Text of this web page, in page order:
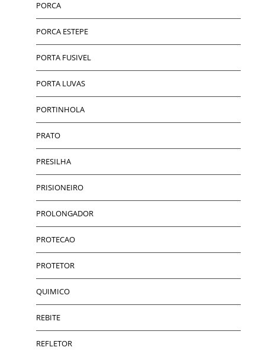
PORCA
PORCA ESTEPE
PORTA FUSIVEL
PORTA LUVAS
PORTINHOLA
PRATO
PRESILHA
PRISIONEIRO
PROLONGADOR
PROTECAO
PROTETOR
QUIMICO
REBITE
REFLETOR